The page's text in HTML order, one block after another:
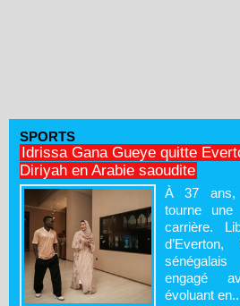
SPORTS
Idrissa Gana Gueye quitte
Diriyah en Arabie saoudite
À 37 ans,
tourne
carrière.
engagé
évoluant